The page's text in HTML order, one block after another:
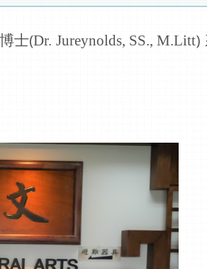
士(Dr. Jureynolds, SS., M.Litt)